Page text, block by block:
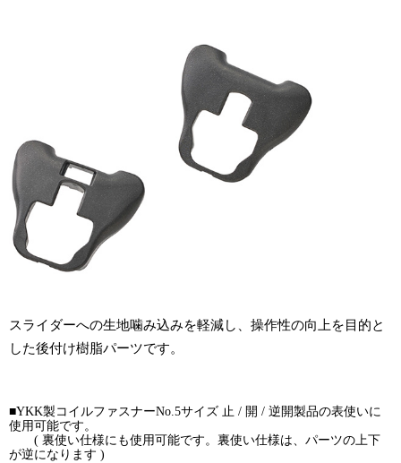
スライダーへの生地噛み込みを軽減し、操作性の向上を目的と
した後付け樹脂パーツです。
■YKK製コイルファスナーNo.5サイズ 止 / 開 / 逆開製品の表使いに
使用可能です。
( 裏使い仕様にも使用可能です。裏使い仕様は、パーツの上下
が逆になります )